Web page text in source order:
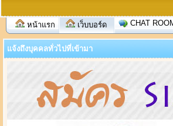
หน้าแรก เว็บบอร์ด CHAT
แจ้งถึงบุคคลทั่วไปที่เข้ามา